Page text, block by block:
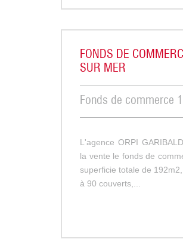
FONDS DE
SUR MER
Fonds de commerce
L'agence ORPI
la vente le fonds de
superficie totale de
à 90 couverts,...